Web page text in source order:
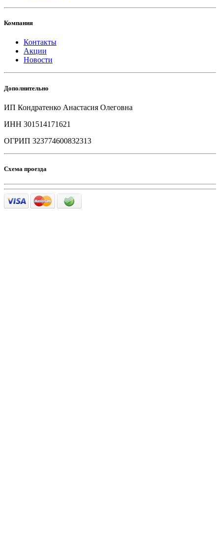
Компания
Контакты
Акции
Новости
Дополнительно
ИП Кондратенко Анастасия Олеговна
ИНН 301514171621
ОГРИП 323774600832313
Схема проезда